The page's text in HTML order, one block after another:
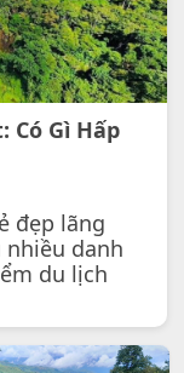
Có Gì Hấp
đẹp lãng
danh
du lịch